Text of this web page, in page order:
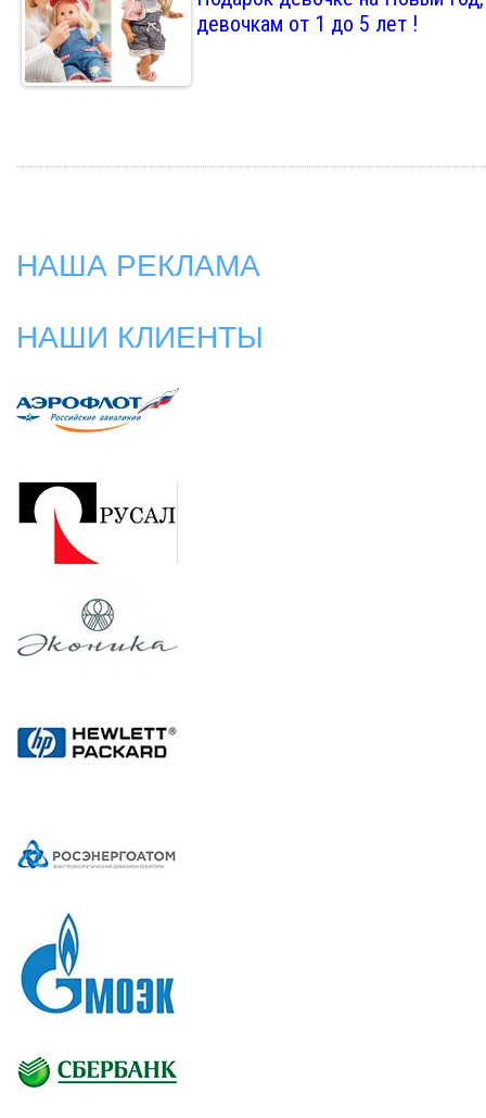
девочкам от 1 до 5 лет !
НАША РЕКЛАМА
НАШИ КЛИЕНТЫ